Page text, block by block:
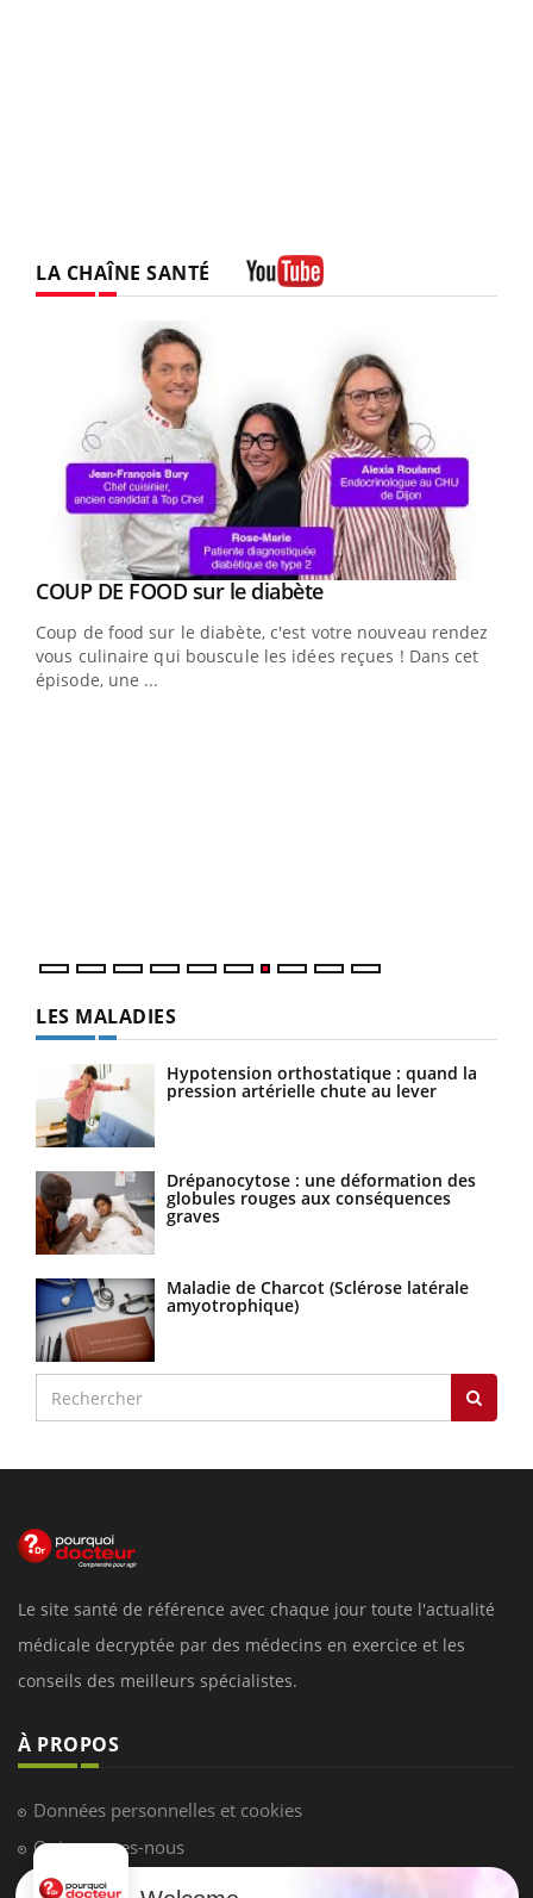
LA CHAÎNE SANTÉ
Youtube
COUP DE FOOD sur le diabèteYoutube
Coup de food sur le diabète, c'est votre nouveau rendez-
vous culinaire qui bouscule les idées reçues ! Dans cet
épisode, une ...
LES MALADIES
Hypotension orthostatique : quand la
pression artérielle chute au lever
Drépanocytose : une déformation des
globules rouges aux conséquences
graves
Maladie de Charcot (Sclérose latérale
amyotrophique)
Le site santé de référence avec chaque jour toute l'actualité
médicale decryptée par des médecins en exercice et les
conseils des meilleurs spécialistes.
À PROPOS
Données personnelles et cookies
Qui sommes-nous
Conditions d'utilisation